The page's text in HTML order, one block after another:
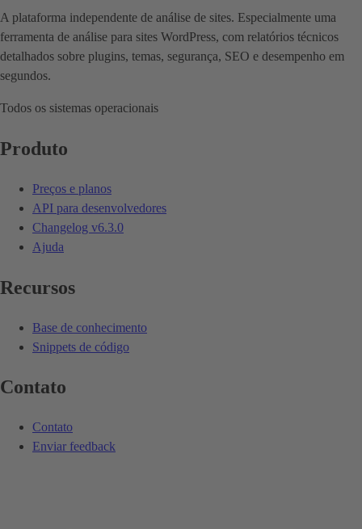
A plataforma independente de análise de sites. Especialmente uma
ferramenta de análise para sites WordPress, com relatórios técnicos
detalhados sobre plugins, temas, segurança, SEO e desempenho em
segundos.
Todos os sistemas operacionais
Produto
Preços e planos
API para desenvolvedores
Changelog v6.3.0
Ajuda
Recursos
Base de conhecimento
Snippets de código
Contato
Contato
Enviar feedback